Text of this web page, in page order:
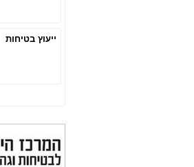
ייעוץ בטיחות